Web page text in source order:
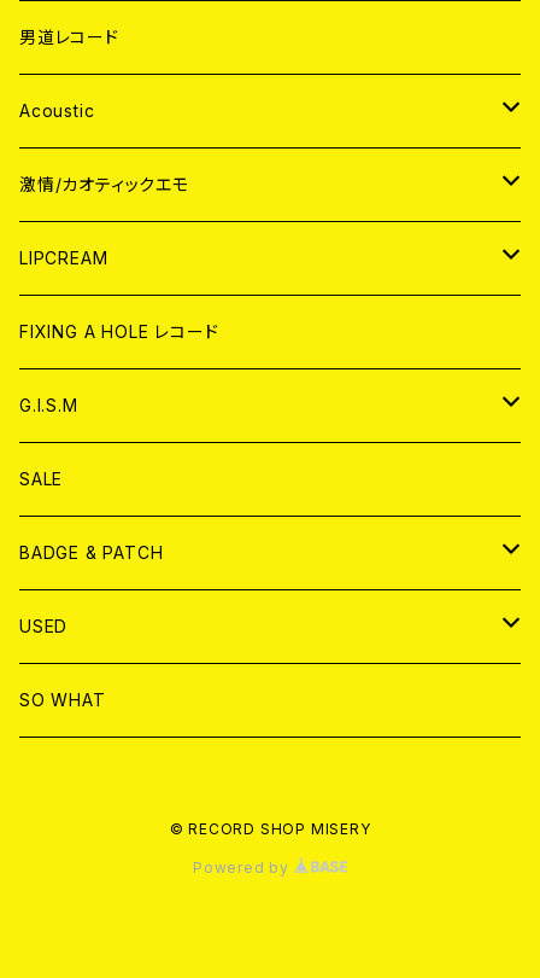
男道レコード
Acoustic
JAPAN
CD
ANALOG
WORLD
CD
ANALOG
激情/カオティックエモ
JAPAN
CD
ANALOG
WORLD
CD
ANALOG
LIPCREAM
CD
アナログ
DVD
T-shirt & WEAR
FIXING A HOLE レコード
G.I.S.M
CD
ANALOG
T-SHIRT & WEAR
DVD
SALE
BADGE & PATCH
BADGE
PATCH
USED
書籍
SO WHAT
© RECORD SHOP MISERY
Powered by